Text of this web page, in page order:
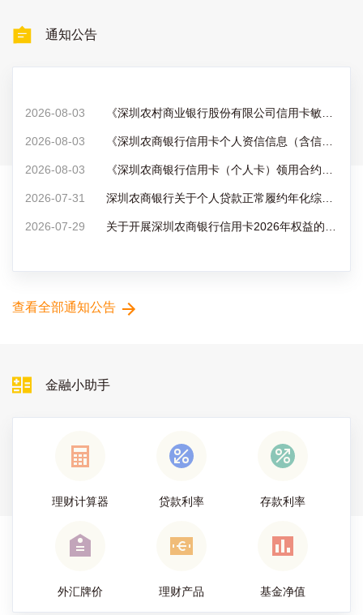
通知公告
2026-08-03
2026-08-03
2026-08-03
2026-07-31
2026-07-29
查看全部通知公告
金融小助手
理财计算器 贷款利率 存款利率
外汇牌价 理财产品 基金净值